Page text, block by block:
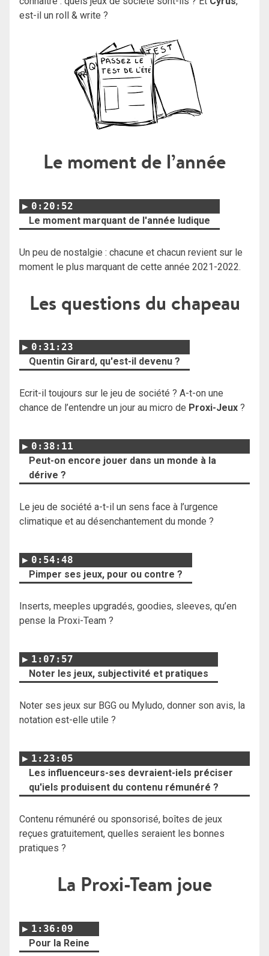
est-il un roll & write ?
Le moment de l’année
0:20:52
Le moment marquant de l'année ludique
Un peu de nostalgie : chacune et chacun revient sur le
moment le plus marquant de cette année 2021-2022.
Les questions du chapeau
0:31:23
Quentin Girard, qu'est-il devenu ?
Ecrit-il toujours sur le jeu de société ? A-t-on une
chance de l’entendre un jour au micro de Proxi-Jeux ?
0:38:11
Peut-on encore jouer dans un monde à la
dérive ?
Le jeu de société a-t-il un sens face à l’urgence
climatique et au désenchantement du monde ?
0:54:48
Pimper ses jeux, pour ou contre ?
Inserts, meeples upgradés, goodies, sleeves, qu’en
pense la Proxi-Team ?
1:07:57
Noter les jeux, subjectivité et pratiques
Noter ses jeux sur BGG ou Myludo, donner son avis, la
notation est-elle utile ?
1:23:05
Les influenceurs-ses devraient-iels préciser
qu'iels produisent du contenu rémunéré ?
Contenu rémunéré ou sponsorisé, boîtes de jeux
reçues gratuitement, quelles seraient les bonnes
pratiques ?
La Proxi-Team joue
1:36:09
Pour la Reine